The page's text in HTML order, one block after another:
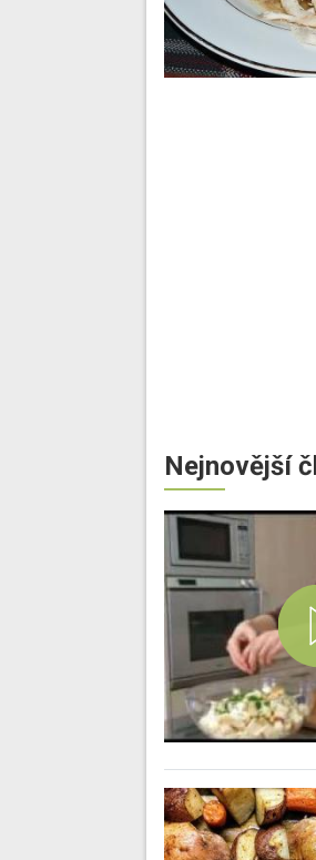
Nejnovější